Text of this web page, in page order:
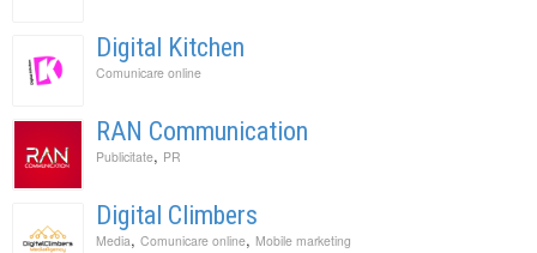
Digital Kitchen
Comunicare online
RAN Communication
Publicitate, PR
Digital Climbers
Media, Comunicare online, Mobile marketing